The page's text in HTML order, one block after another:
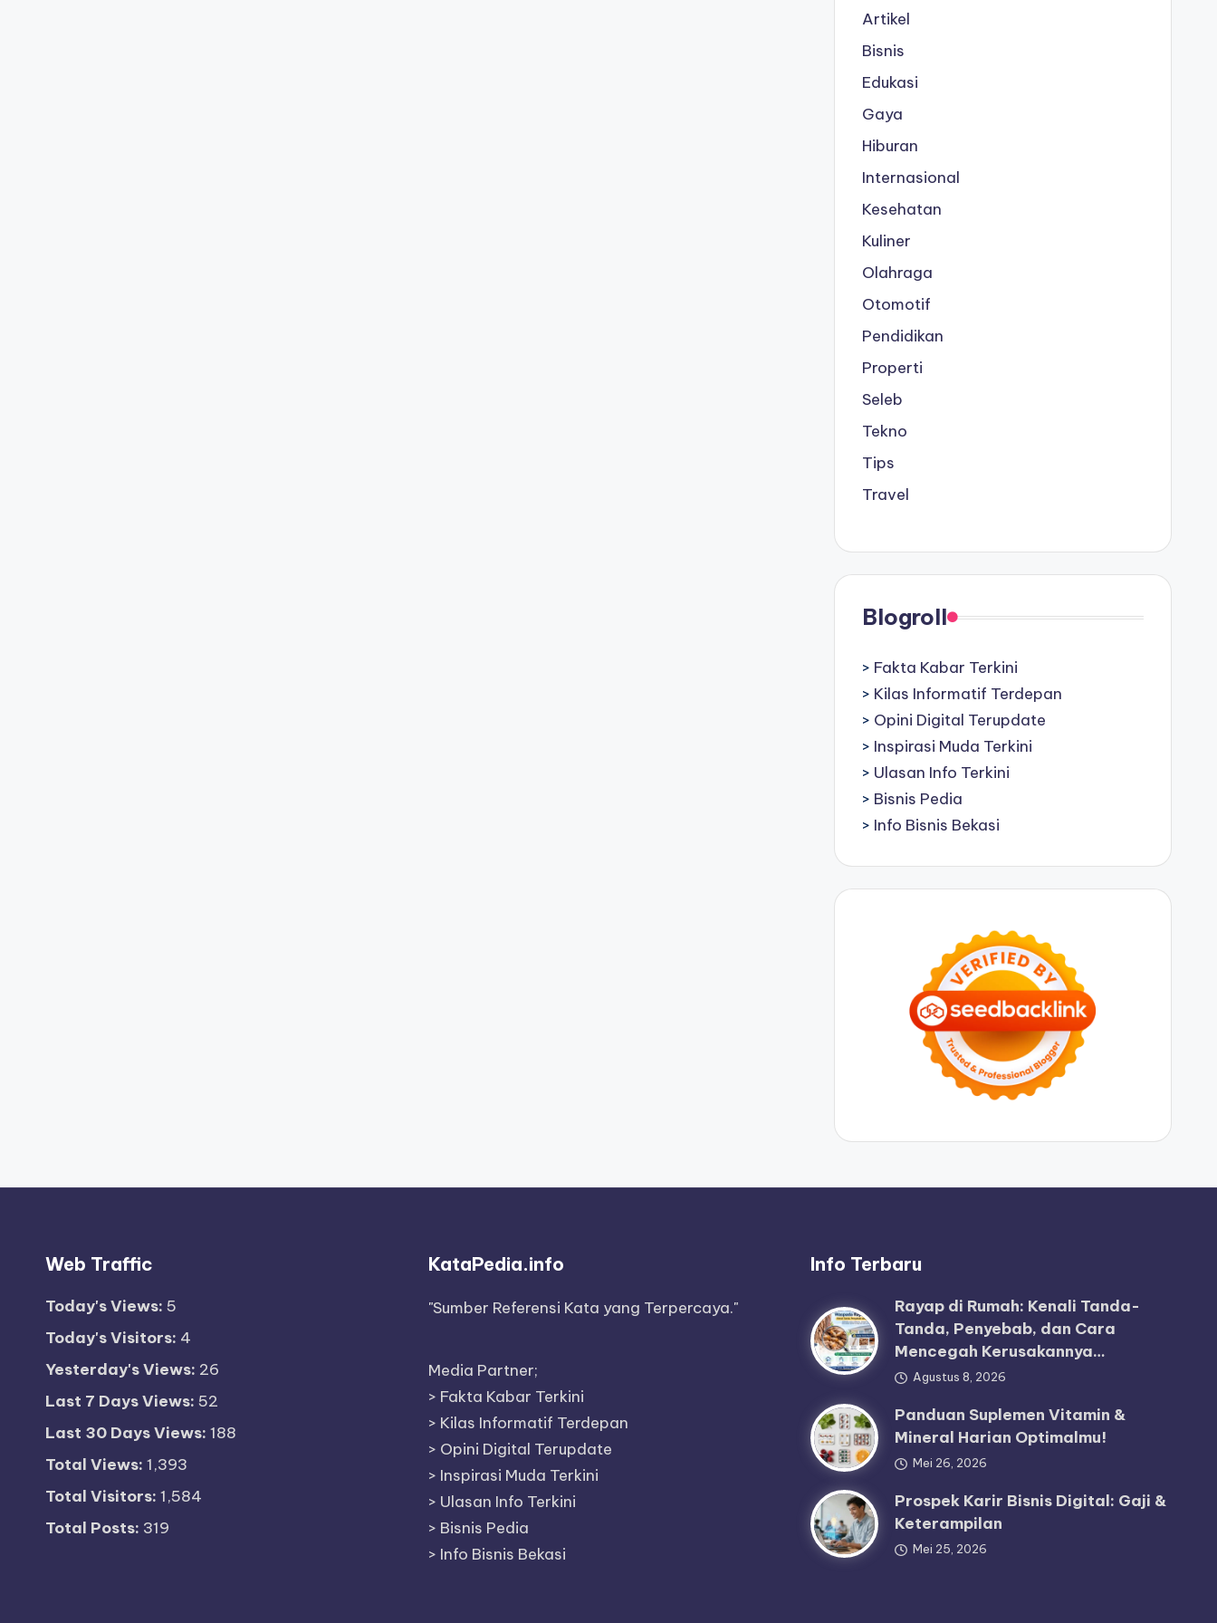
Artikel
Bisnis
Edukasi
Gaya
Hiburan
Internasional
Kesehatan
Kuliner
Olahraga
Otomotif
Pendidikan
Properti
Seleb
Tekno
Tips
Travel
Blogroll
> Fakta Kabar Terkini
> Kilas Informatif Terdepan
> Opini Digital Terupdate
> Inspirasi Muda Terkini
> Ulasan Info Terkini
> Bisnis Pedia
> Info Bisnis Bekasi
Web Traffic
Today's Views: 5
Today's Visitors: 4
Yesterday's Views: 26
Last 7 Days Views: 52
Last 30 Days Views: 188
Total Views: 1,393
Total Visitors: 1,584
Total Posts: 319
KataPedia.info
"Sumber Referensi Kata yang Terpercaya."
Media Partner;
> Fakta Kabar Terkini
> Kilas Informatif Terdepan
> Opini Digital Terupdate
> Inspirasi Muda Terkini
> Ulasan Info Terkini
> Bisnis Pedia
> Info Bisnis Bekasi
Info Terbaru
Rayap di Rumah: Kenali Tanda-
Tanda, Penyebab, dan Cara
Mencegah Kerusakannya…
Agustus 8, 2026
Panduan Suplemen Vitamin &
Mineral Harian Optimalmu!
Mei 26, 2026
Prospek Karir Bisnis Digital: Gaji &
Keterampilan
Mei 25, 2026